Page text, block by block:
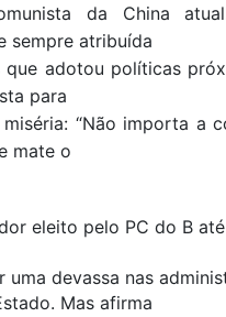
da China
sempre atribuída
que adotou políticas
para
“Não importa a
mate o
eleito pelo PC do B
uma devassa nas
Mas afirma